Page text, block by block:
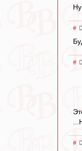
#
#
#